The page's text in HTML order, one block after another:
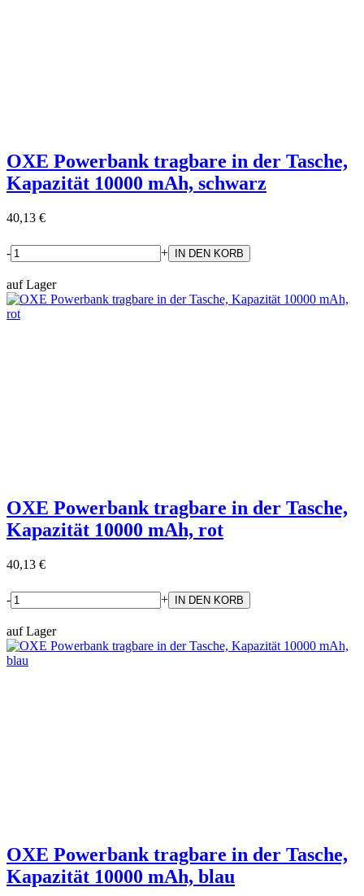
OXE Powerbank tragbare in der Tasche,
Kapazität 10000 mAh, schwarz
40,13 €
- +
auf Lager
OXE Powerbank tragbare in der Tasche,
Kapazität 10000 mAh, rot
40,13 €
- +
auf Lager
OXE Powerbank tragbare in der Tasche,
Kapazität 10000 mAh, blau